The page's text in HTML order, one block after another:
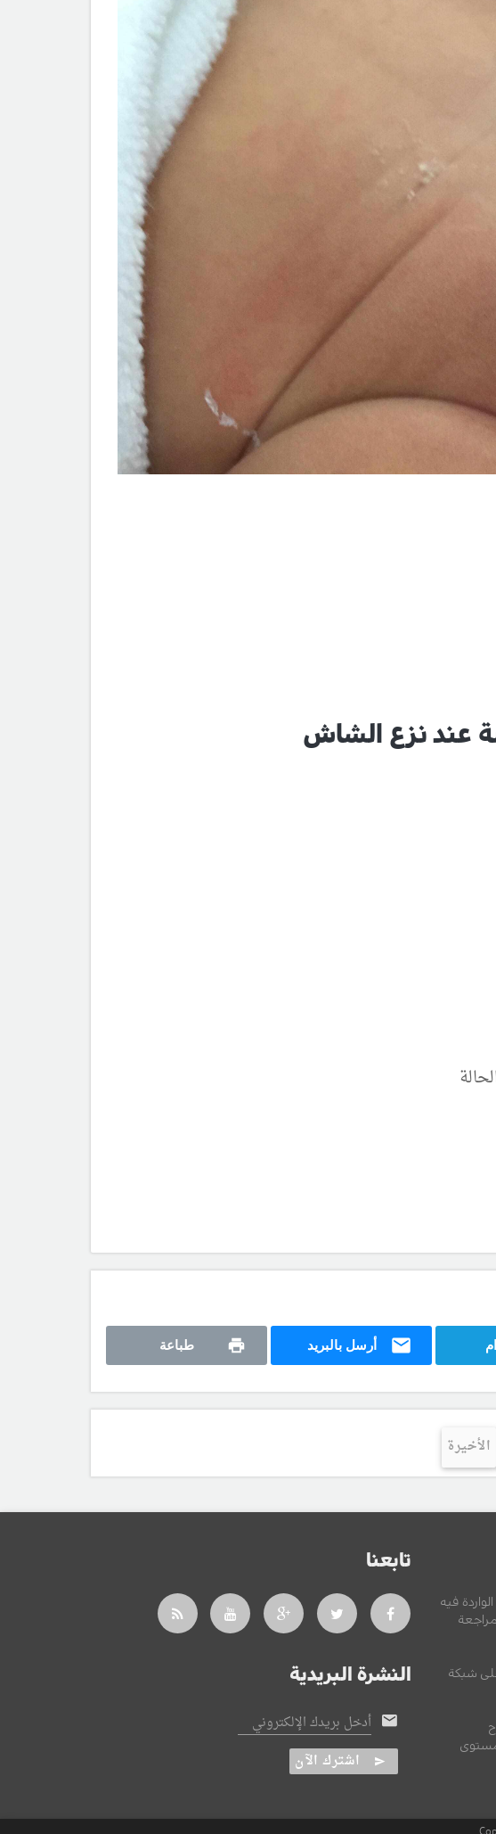
عند نزع الشاش
أرسل بالبريد طباعة
الأخيرة
فيه
شبكة
تابعنا
النشرة البريدية
أدخل بريدك الإلكتروني
اشترك الآن